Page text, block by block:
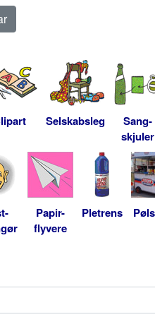
Selskabsleg
Sang-
skjuler
Papir-
flyvere
Pletrens